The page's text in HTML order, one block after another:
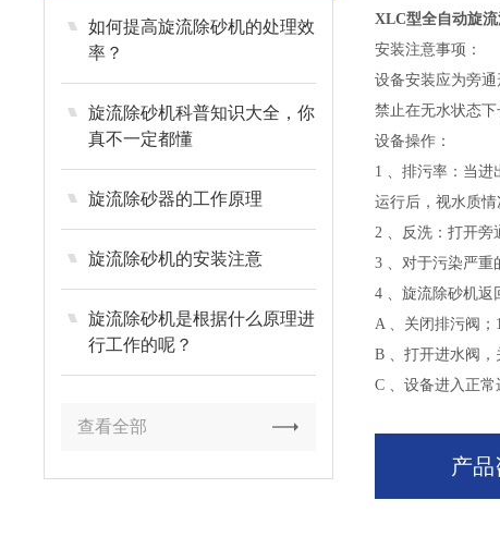
如何提高旋流除砂机的处理效
率？
旋流除砂机科普知识大全，你
真不一定都懂
旋流除砂器的工作原理
旋流除砂机的安装注意
旋流除砂机是根据什么原理进
行工作的呢？
查看全部
XLC型全自动旋
安装注意事项：
设备安装应为旁
禁止在无水状态下
设备操作：
1 、排污率：当进
运行后，视水质情
2 、反洗：打开旁
3 、对于污染严重
4 、旋流除砂机返
A 、关闭排污阀；
B 、打开进水阀，
C 、设备进入正常
产品